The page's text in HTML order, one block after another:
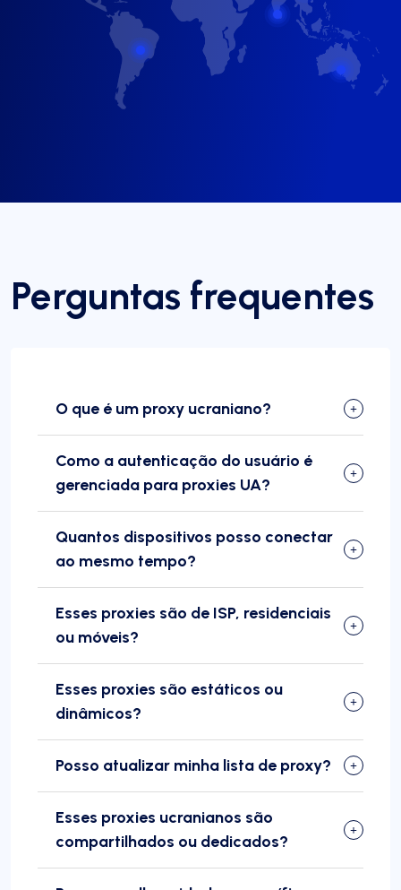
Perguntas frequentes
O que é um proxy ucraniano?
Como a autenticação do usuário é
gerenciada para proxies UA?
Quantos dispositivos posso conectar
ao mesmo tempo?
Esses proxies são de ISP, residenciais
ou móveis?
Esses proxies são estáticos ou
dinâmicos?
Posso atualizar minha lista de proxy?
Esses proxies ucranianos são
compartilhados ou dedicados?